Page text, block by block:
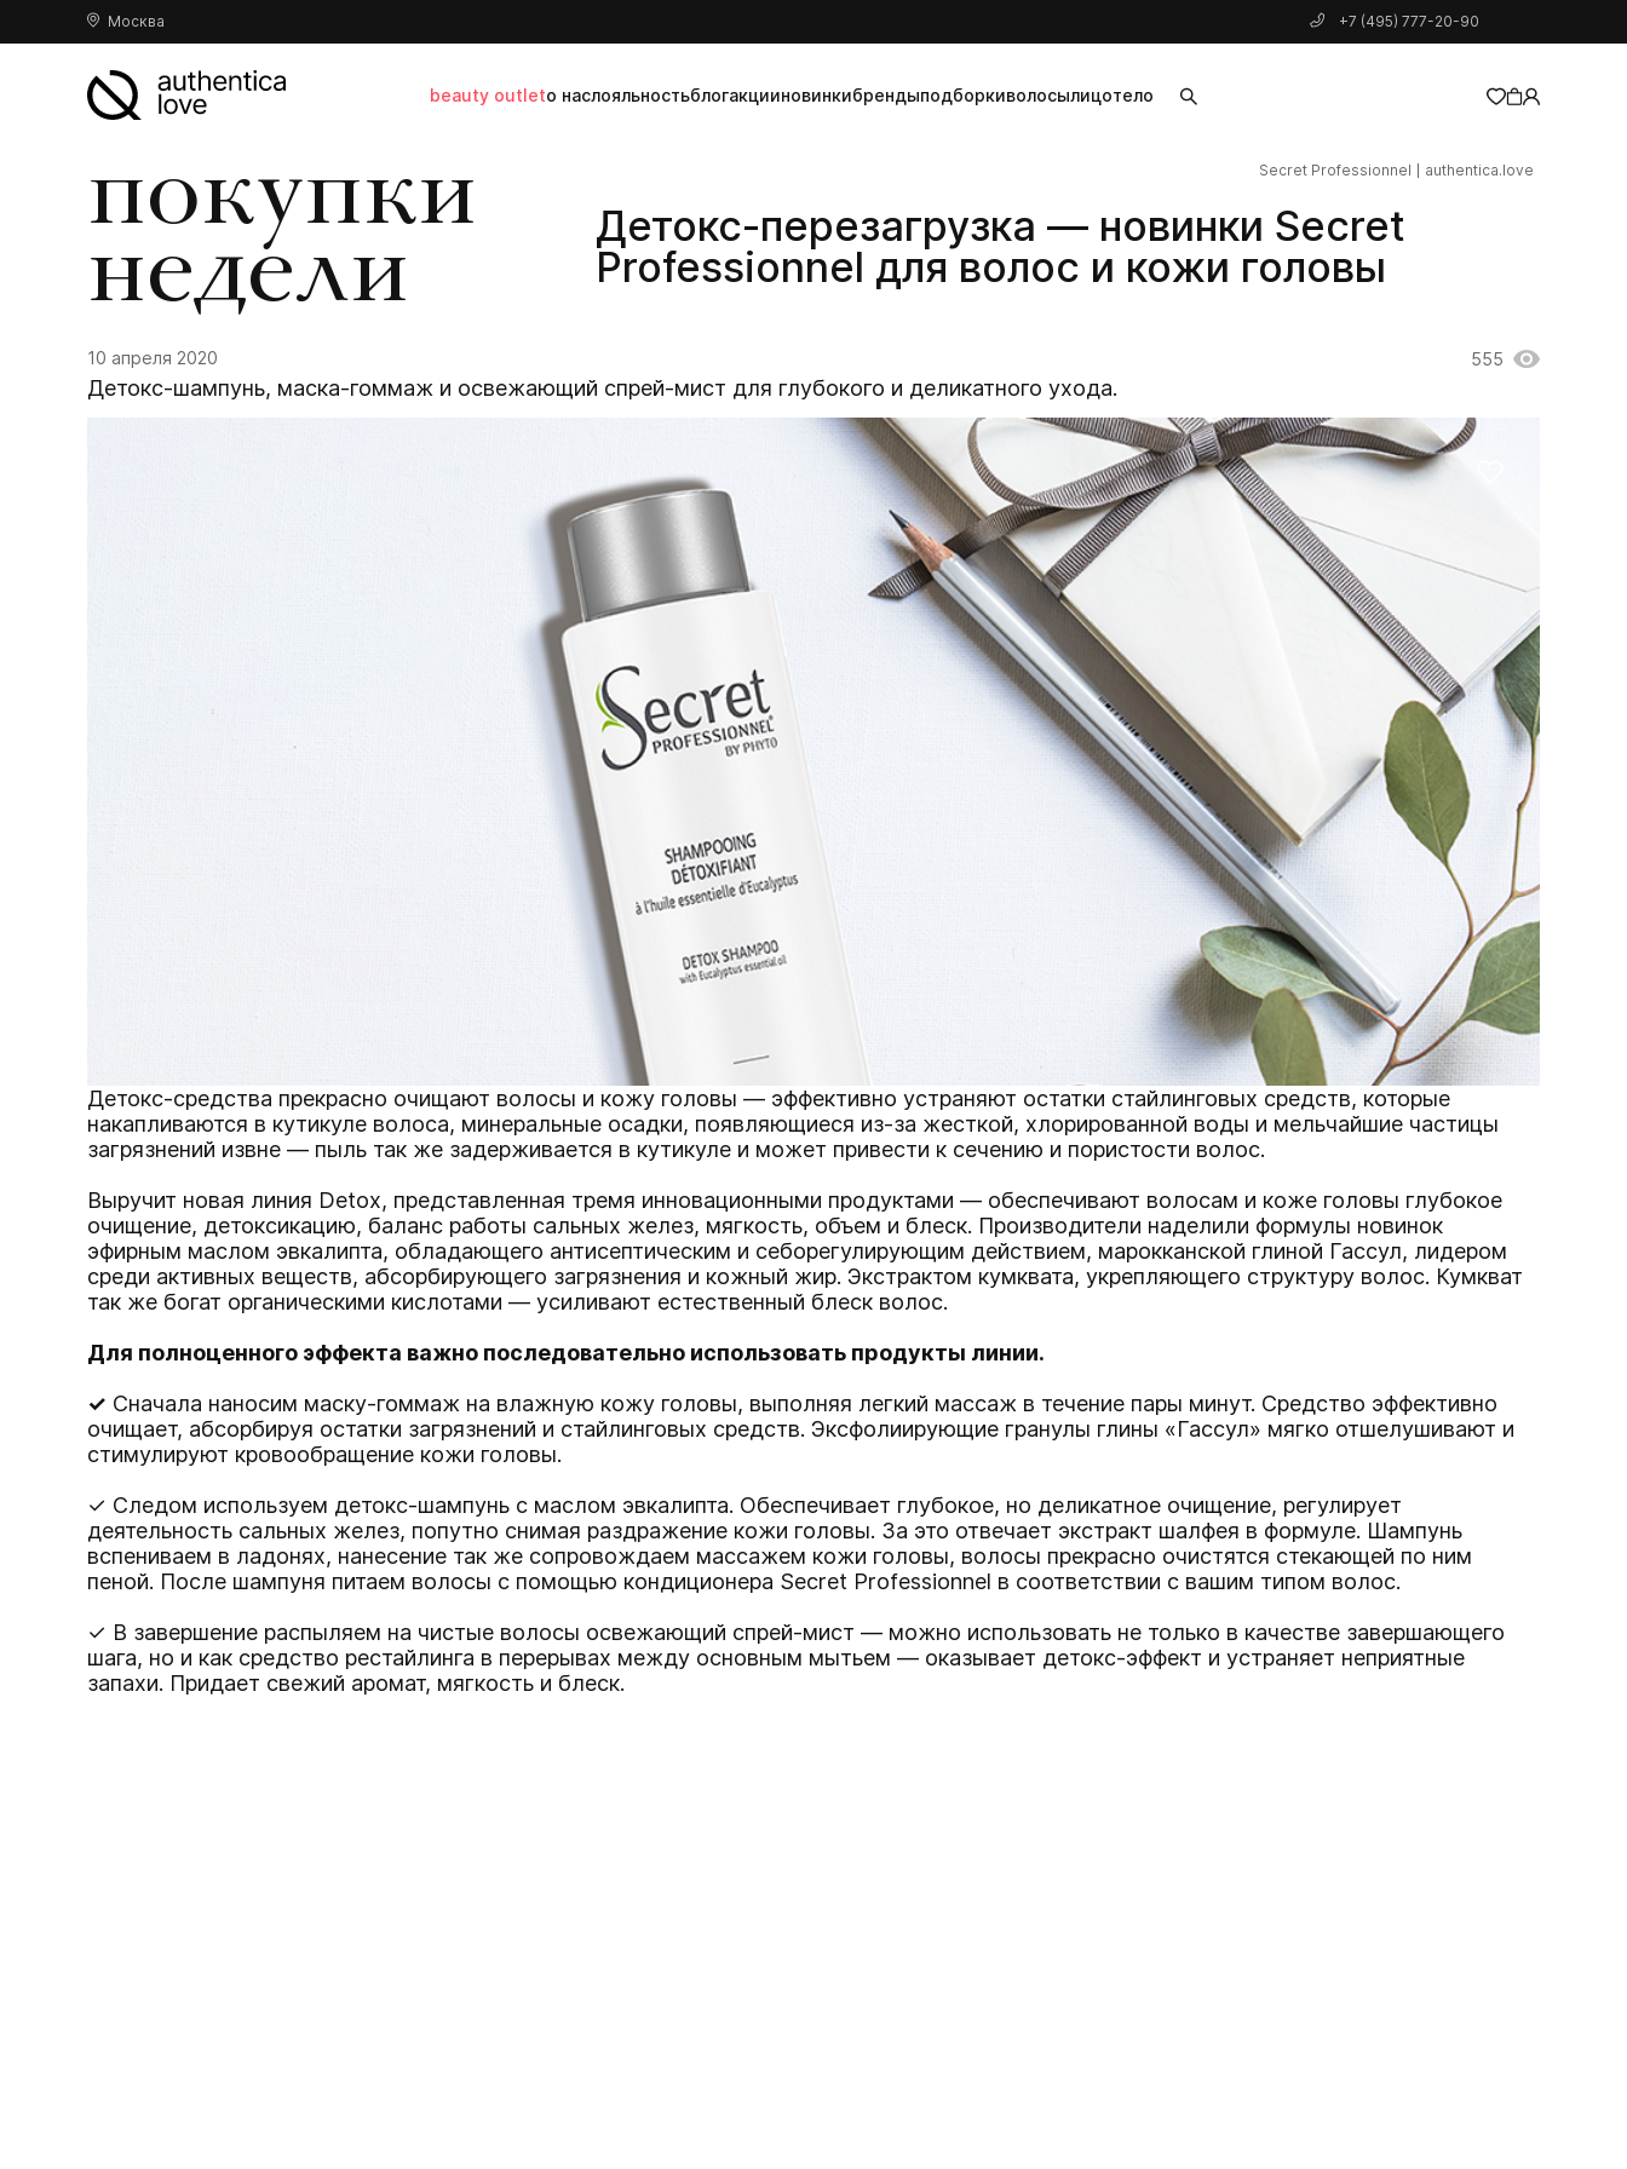
Москва +7 (495) 777-20-90
beauty outletо наслояльностьблогакцииновинкибрендыподборкиволосылицотело
добавлен в корзину
покупки
недели
Детокс-перезагрузка — новинки Secret
Professionnel для волос и кожи головы
Secret Professionnel authentica.love
10 апреля 2020 555
Детокс-шампунь, маска-гоммаж и освежающий спрей-мист для глубокого и деликатного ухода.
Детокс-средства прекрасно очищают волосы и кожу головы — эффективно устраняют остатки стайлинговых средств, которые
накапливаются в кутикуле волоса, минеральные осадки, появляющиеся из-за жесткой, хлорированной воды и мельчайшие частицы
загрязнений извне — пыль так же задерживается в кутикуле и может привести к сечению и пористости волос.
Выручит новая линия Detox, представленная тремя инновационными продуктами — обеспечивают волосам и коже головы глубокое
очищение, детоксикацию, баланс работы сальных желез, мягкость, объем и блеск. Производители наделили формулы новинок
эфирным маслом эвкалипта, обладающего антисептическим и себорегулирующим действием, марокканской глиной Гассул, лидером
среди активных веществ, абсорбирующего загрязнения и кожный жир. Экстрактом кумквата, укрепляющего структуру волос. Кумкват
так же богат органическими кислотами — усиливают естественный блеск волос.
Для полноценного эффекта важно последовательно использовать продукты линии.
✓ Cначала наносим маску-гоммаж на влажную кожу головы, выполняя легкий массаж в течение пары минут. Средство эффективно
очищает, абсорбируя остатки загрязнений и стайлинговых средств. Эксфолиирующие гранулы глины «Гассул» мягко отшелушивают и
стимулируют кровообращение кожи головы.
✓ Следом используем детокс-шампунь с маслом эвкалипта. Обеспечивает глубокое, но деликатное очищение, регулирует
деятельность сальных желез, попутно снимая раздражение кожи головы. За это отвечает экстракт шалфея в формуле. Шампунь
вспениваем в ладонях, нанесение так же сопровождаем массажем кожи головы, волосы прекрасно очистятся стекающей по ним
пеной. После шампуня питаем волосы с помощью кондиционера Secret Professionnel в соответствии с вашим типом волос.
✓ В завершение распыляем на чистые волосы освежающий спрей-мист — можно использовать не только в качестве завершающего
шага, но и как средство рестайлинга в перерывах между основным мытьем — оказывает детокс-эффект и устраняет неприятные
запахи. Придает свежий аромат, мягкость и блеск.